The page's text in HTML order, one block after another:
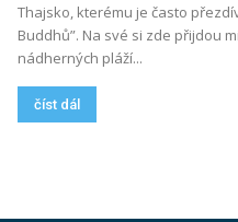
Thajsko, kterému je často
Buddhů”. Na své si zde přijdou
nádherných pláží...
číst dál